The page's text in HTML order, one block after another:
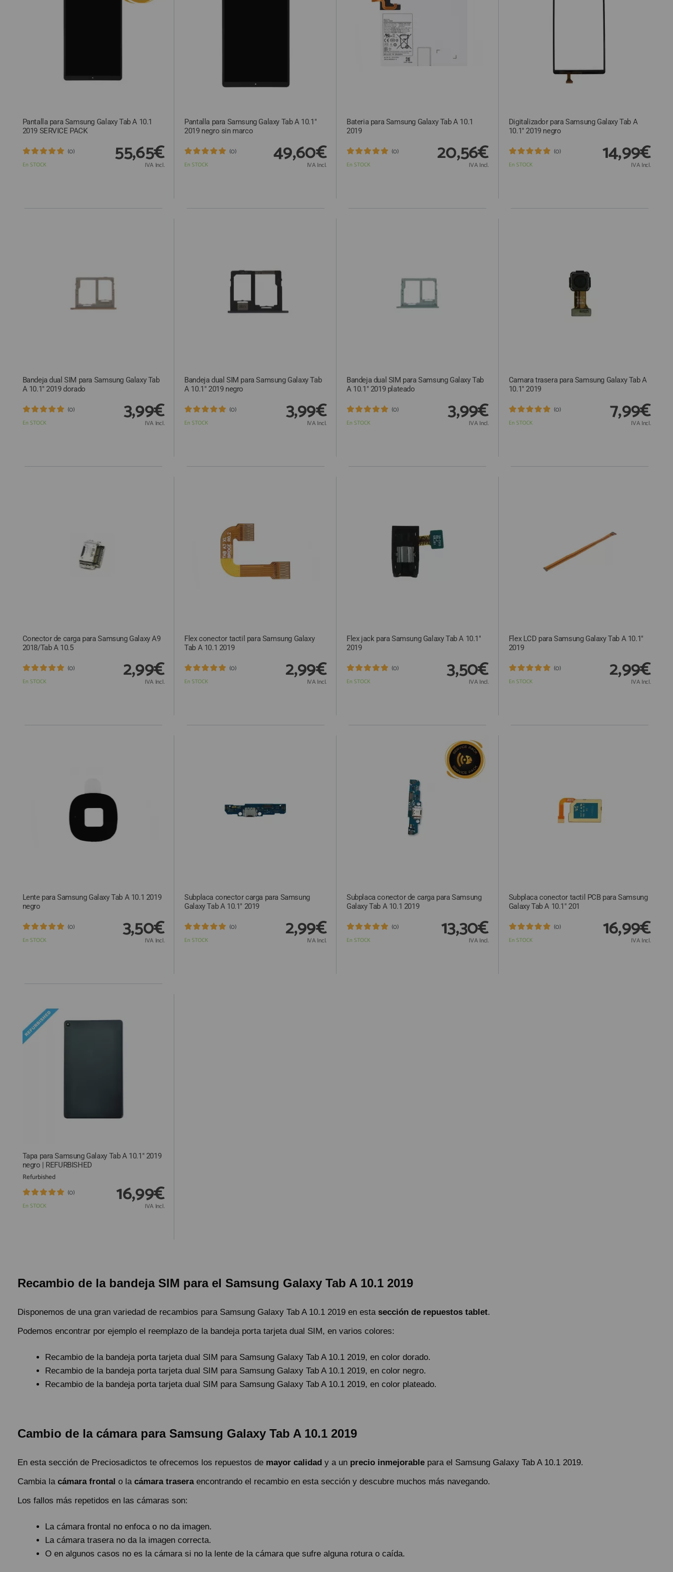
SOLICITAR REPARACIÓN
TOP VENTAS REPUESTOS
912 477 744
HORARIO de TIENDA:
Lunes a Viernes 09:30h a 20:00h
Pantalla para Samsung Galaxy Tab A 10.1
2019 SERVICE PACK
En STOCK
(0) 55,65€
IVA Incl.
Pantalla para Samsung Galaxy Tab A 10.1"
2019 negro sin marco
En STOCK
(0) 49,60€
IVA Incl.
Bateria para Samsung Galaxy Tab A 10.1
2019
En STOCK
(0) 20,56€
IVA Incl.
Digitalizador para Samsung Galaxy Tab A
10.1" 2019 negro
En STOCK
(0) 14,99€
IVA Incl.
Bandeja dual SIM para Samsung Galaxy Tab
A 10.1" 2019 dorado
En STOCK
(0) 3,99€
IVA Incl.
Bandeja dual SIM para Samsung Galaxy Tab
A 10.1" 2019 negro
En STOCK
(0) 3,99€
IVA Incl.
Bandeja dual SIM para Samsung Galaxy Tab
A 10.1" 2019 plateado
En STOCK
(0) 3,99€
IVA Incl.
Camara trasera para Samsung Galaxy Tab A
10.1" 2019
En STOCK
(0) 7,99€
IVA Incl.
Conector de carga para Samsung Galaxy A9
2018/Tab A 10.5
En STOCK
(0) 2,99€
IVA Incl.
Flex conector tactil para Samsung Galaxy
Tab A 10.1 2019
En STOCK
(0) 2,99€
IVA Incl.
Flex jack para Samsung Galaxy Tab A 10.1"
2019
En STOCK
(0) 3,50€
IVA Incl.
Flex LCD para Samsung Galaxy Tab A 10.1"
2019
En STOCK
(0) 2,99€
IVA Incl.
Lente para Samsung Galaxy Tab A 10.1 2019
negro
En STOCK
(0) 3,50€
IVA Incl.
Subplaca conector carga para Samsung
Galaxy Tab A 10.1" 2019
En STOCK
(0) 2,99€
IVA Incl.
Subplaca conector de carga para Samsung
Galaxy Tab A 10.1 2019
En STOCK
(0) 13,30€
IVA Incl.
Subplaca conector tactil PCB para Samsung
Galaxy Tab A 10.1" 201
En STOCK
(0) 16,99€
IVA Incl.
Tapa para Samsung Galaxy Tab A 10.1" 2019
negro | REFURBISHED
Refurbished
En STOCK
(0) 16,99€
IVA Incl.
Recambio de la bandeja SIM para el Samsung Galaxy Tab A 10.1 2019
Disponemos de una gran variedad de recambios para Samsung Galaxy Tab A 10.1 2019 en esta sección de repuestos tablet.
Podemos encontrar por ejemplo el reemplazo de la bandeja porta tarjeta dual SIM, en varios colores:
Recambio de la bandeja porta tarjeta dual SIM para Samsung Galaxy Tab A 10.1 2019, en color dorado.
Recambio de la bandeja porta tarjeta dual SIM para Samsung Galaxy Tab A 10.1 2019, en color negro.
Recambio de la bandeja porta tarjeta dual SIM para Samsung Galaxy Tab A 10.1 2019, en color plateado.
Cambio de la cámara para Samsung Galaxy Tab A 10.1 2019
En esta sección de Preciosadictos te ofrecemos los repuestos de mayor calidad y a un precio inmejorablepara el Samsung Galaxy Tab A 10.1 2019.
Cambia la cámara frontal o la cámara traseraencontrando el recambio en esta sección y descubre muchos más navegando.
Los fallos más repetidos en las cámaras son:
La cámara frontal no enfoca o no da imagen.
La cámara trasera no da la imagen correcta.
O en algunos casos no es la cámara si no la lente de la cámara que sufre alguna rotura o caída.